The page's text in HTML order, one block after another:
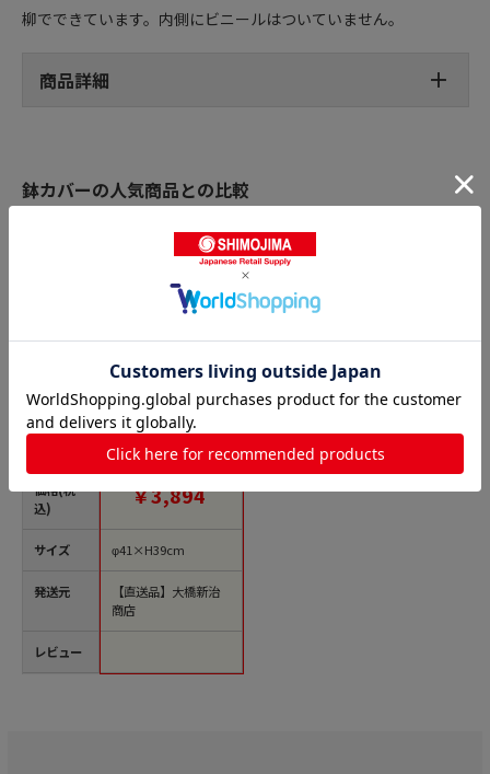
柳でできています。内側にビニールはついていません。
商品詳細
鉢カバーの人気商品との比較
商品名
価格(税
込)
サイズ
発送元
レビュー
大橋新治商店 プラン
ターバスケット K10
号 ブラック 11-330
￥3,894
φ41×H39cm
【直送品】大橋新治
商店